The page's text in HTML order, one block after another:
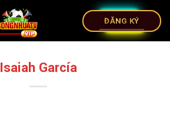
ĐĂNG KÝ
Isaiah García